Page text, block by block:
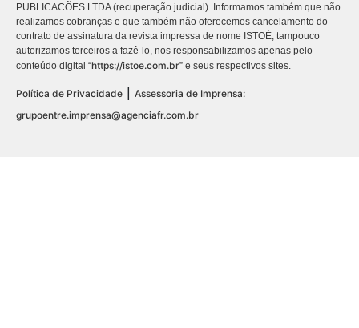
PUBLICACÕES LTDA (recuperação judicial). Informamos também que não
realizamos cobranças e que também não oferecemos cancelamento do
contrato de assinatura da revista impressa de nome ISTOÉ, tampouco
autorizamos terceiros a fazê-lo, nos responsabilizamos apenas pelo
conteúdo digital “https://istoe.com.br” e seus respectivos sites.
Política de Privacidade | Assessoria de Imprensa:
grupoentre.imprensa@agenciafr.com.br